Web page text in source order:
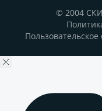
© 2004